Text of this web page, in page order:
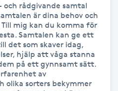
rådgivande samtal
är dina behov och
mig kan du komma för
Samtalen kan ge ett
det som skaver idag,
hjälp att våga stanna
på ett gynnsamt sätt.
av
olika sorters bekymmer